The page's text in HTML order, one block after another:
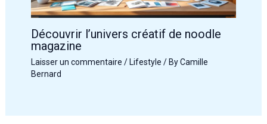
Découvrir l’univers créatif de noodle
magazine
Laisser un commentaire / Lifestyle / ByCamille
Bernard